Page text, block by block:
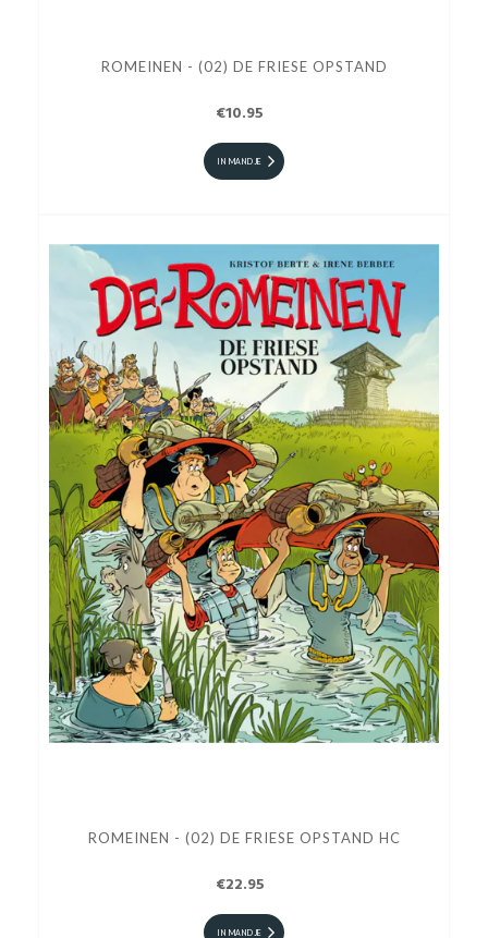
ROMEINEN - (02) DE FRIESE OPSTAND
€10.95
IN MANDJE
ROMEINEN - (02) DE FRIESE OPSTAND HC
€22.95
IN MANDJE